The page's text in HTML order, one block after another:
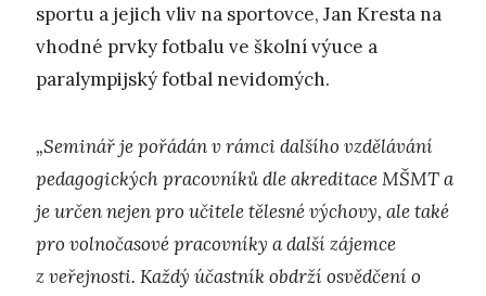
sportu a jejich vliv na sportovce, Jan Kresta na
vhodné prvky fotbalu ve školní výuce a
paralympijský fotbal nevidomých.
„Seminář je pořádán v rámci dalšího vzdělávání
pedagogických pracovníků dle akreditace MŠMT a
je určen nejen pro učitele tělesné výchovy, ale také
pro volnočasové pracovníky a další zájemce
z veřejnosti. Každý účastník obdrží osvědčení o